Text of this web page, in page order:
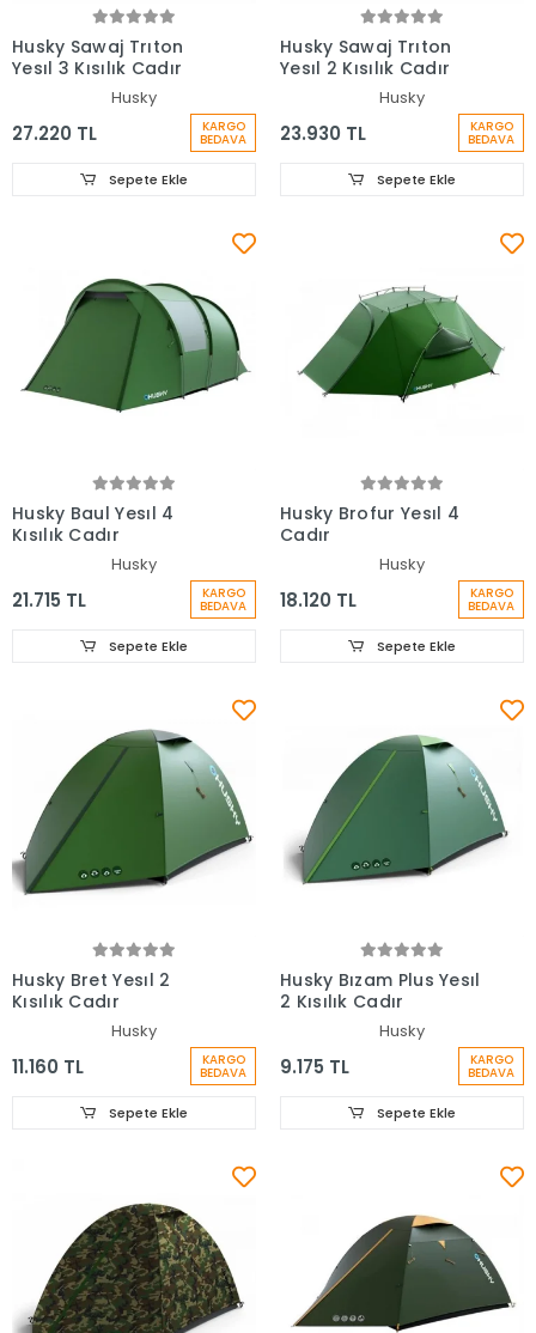
Husky Sawaj Trıton
Yesıl 3 Kısılık Cadır
Husky
27.220 TL KARGO
BEDAVA
Sepete Ekle
Husky Sawaj Trıton
Yesıl 2 Kısılık Cadır
Husky
23.930 TL KARGO
BEDAVA
Sepete Ekle
Husky Baul Yesıl 4
Kısılık Cadır
Husky
21.715 TL KARGO
BEDAVA
Sepete Ekle
Husky Brofur Yesıl 4
Cadır
Husky
18.120 TL KARGO
BEDAVA
Sepete Ekle
Husky Bret Yesıl 2
Kısılık Cadır
Husky
11.160 TL KARGO
BEDAVA
Sepete Ekle
Husky Bızam Plus Yesıl
2 Kısılık Cadır
Husky
9.175 TL KARGO
BEDAVA
Sepete Ekle